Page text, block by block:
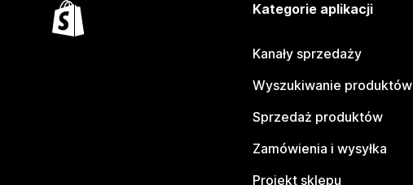
Kategorie aplikacji
Kanały sprzedaży
Wyszukiwanie produktów
Sprzedaż produktów
Zamówienia i wysyłka
Projekt sklepu